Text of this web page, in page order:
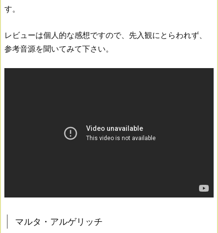
す。
レビューは個人的な感想ですので、先入観にとらわれず、
参考音源を聞いてみて下さい。
マルタ・アルゲリッチ